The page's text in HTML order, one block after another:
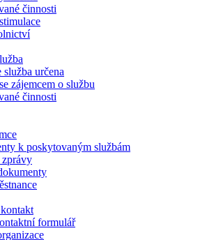
činnosti
určena
zájemcem o službu
činnosti
k poskytovaným službám
formulář